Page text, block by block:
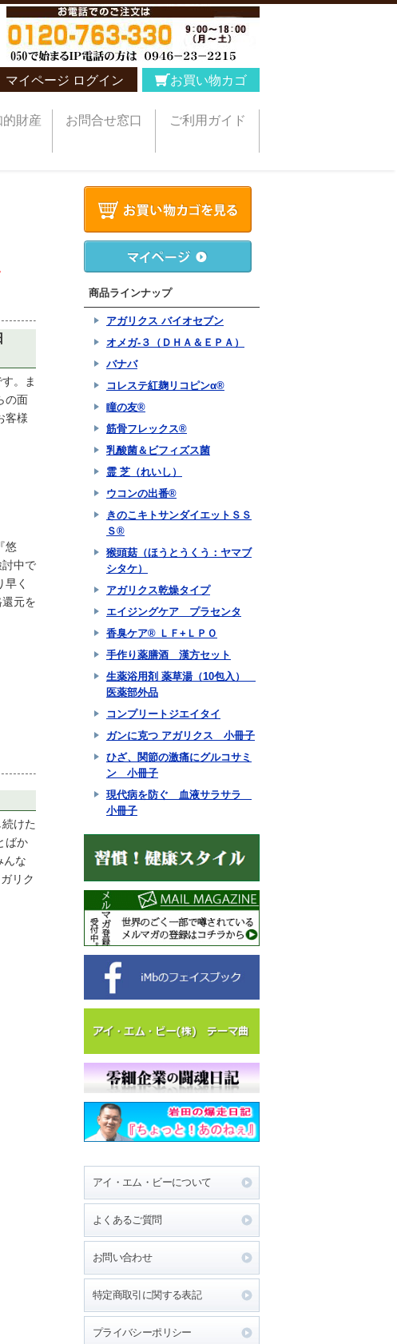
マイページ ログイン お買い物カゴ
的財産 お問合せ窓口 ご利用ガイド
。ま
の面
客様
悠
中で
く
元を
けた
ばか
んな
リク
商品ラインナップ
アガリクス バイオセブン
オメガ-３（ＤＨＡ＆ＥＰＡ）
バナバ
コレステ紅麹リコピンα®
瞳の友®
筋骨フレックス®
乳酸菌＆ビフィズス菌
霊 芝（れいし）
ウコンの出番®
きのこキトサンダイエットＳＳ
Ｓ®
猴頭菇（ほうとうくう：ヤマブ
シタケ）
アガリクス乾燥タイプ
エイジングケア プラセンタ
香臭ケア® ＬＦ+ＬＰＯ
手作り薬膳酒 漢方セット
生薬浴用剤 薬草湯（10包入）
医薬部外品
コンプリートジエイタイ
ガンに克つ アガリクス 小冊子
ひざ、関節の激痛にグルコサミ
ン 小冊子
現代病を防ぐ 血液サラサラ
小冊子
アイ・エム・ビーについて
よくあるご質問
お問い合わせ
特定商取引に関する表記
プライバシーポリシー